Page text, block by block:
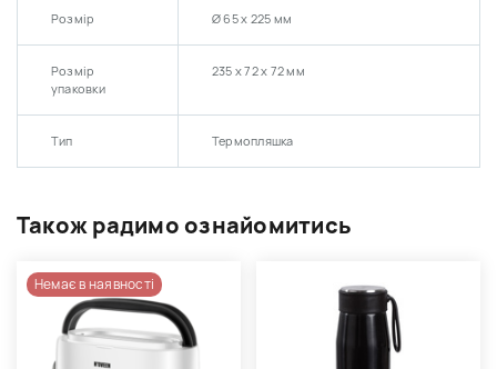
Розмір Ø 65 x 225 мм
Розмір
упаковки
235 х 72 х 72 мм
Тип Термопляшка
Також радимо ознайомитись
Немає в наявності